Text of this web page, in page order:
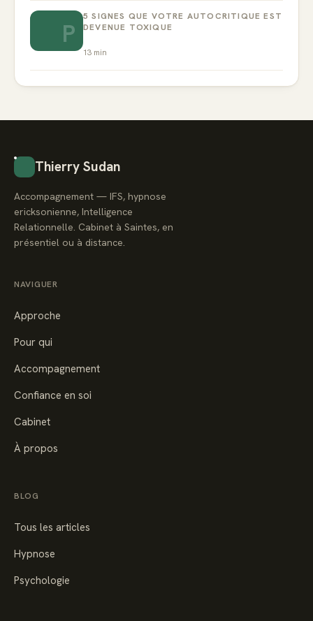
P
5 SIGNES QUE VOTRE AUTOCRITIQUE EST
DEVENUE TOXIQUE
13 min
Thierry Sudan
Accompagnement — IFS, hypnose
ericksonienne, Intelligence
Relationnelle. Cabinet à Saintes, en
présentiel ou à distance.
NAVIGUER
Approche
Pour qui
Accompagnement
Confiance en soi
Cabinet
À propos
BLOG
Tous les articles
Hypnose
Psychologie